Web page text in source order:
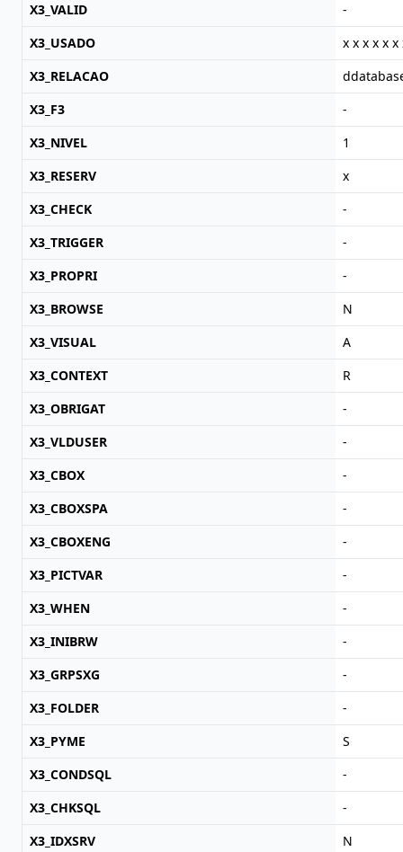
X3_VALID
-
X3_USADO
x x x x x x
X3_RELACAO
X3_F3
-
X3_NIVEL
1
X3_RESERV
x
X3_CHECK
-
X3_TRIGGER
-
X3_PROPRI
-
X3_BROWSE
N
X3_VISUAL
A
X3_CONTEXT
R
X3_OBRIGAT
-
X3_VLDUSER
-
X3_CBOX
-
X3_CBOXSPA
-
X3_CBOXENG
-
X3_PICTVAR
-
X3_WHEN
-
X3_INIBRW
-
X3_GRPSXG
-
X3_FOLDER
-
X3_PYME
S
X3_CONDSQL
-
X3_CHKSQL
-
X3_IDXSRV
N